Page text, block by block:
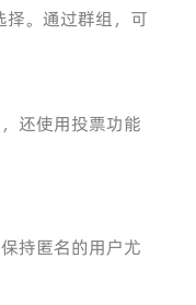
。通过群组，可
还使用投票功能
持匿名的用户尤